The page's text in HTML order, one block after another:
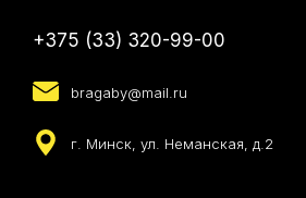
+375 (33) 320-99-00
bragaby@mail.ru
г. Минск, ул. Неманская, д.2